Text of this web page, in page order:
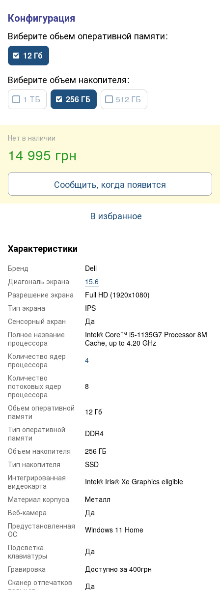
обьем оперативной памяти
12 Гб
объем накопителя
1 ТБ 256 ГБ 512 ГБ
Нет в наличии
14 995 грн
Сообщить, когда появится
В избранное
Характеристики
Бренд
Dell
Диагональ экрана
15.6
Разрешение экрана
Full HD (1920x1080)
Тип экрана
IPS
Сенсорный экран
Да
Полное название
процессора
Intel® Core™ i5-1135G7 Processor 8M
Cache, up to 4.20 GHz
Количество ядер
процессора
4
Количество
потоковых ядер
процессора
8
Обьем оперативной
памяти
12 Гб
Тип оперативной
памяти
DDR4
Объем накопителя
256 ГБ
Тип накопителя
SSD
Интегрированная
видеокарта
Intel® Iris® Xe Graphics eligible
Материал корпуса
Металл
Веб-камера
Да
Предустановленная
ОС
Windows 11 Home
Подсветка
клавиатуры
Да
Гравировка
Доступно за 400грн
Сканер отпечатков
Да